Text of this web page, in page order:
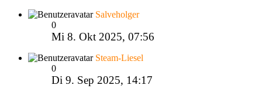
Salveholger
0
Mi 8. Okt 2025, 07:56
Steam-Liesel
0
Di 9. Sep 2025, 14:17